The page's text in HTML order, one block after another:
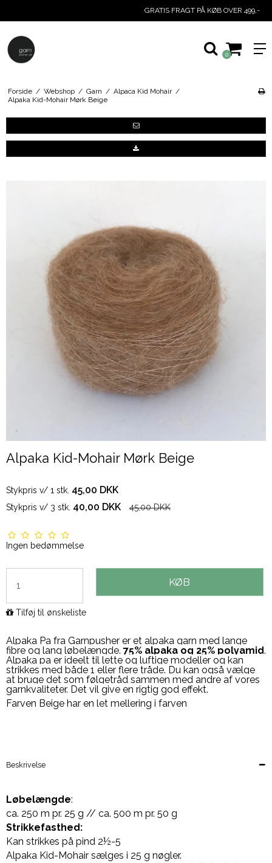
GRATIS FRAGT PÅ KØB OVER 499,-
0
Forside / Webshop / Garn / Alpaca Kid Mohair /
Alpaka Kid-Mohair Mørk Beige
Alpaka Kid-Mohair Mørk Beige
Stykpris v/ 1 stk. 45,00 DKK
Stykpris v/ 3 stk. 40,00 DKK 45,00 DKK
Ingen bedømmelse
KØB
Tilføj til ønskeliste
Alpaka Pa fra Garnpusher er et alpaka garn med lange
fibre og lang løbelængde. 75% alpaka og 25% polyamid.
Alpaka pa er ideelt til lette og luftige modeller og kan
strikkes med både 1 eller flere tråde. Du kan også vælge
at bruge det som følgetråd sammen med andre af vores
garnkvaliteter. Det vil give en rigtig god effekt.
Farven Beige har en let mellering i farven
Beskrivelse
Løbelængde:
ca. 250 m pr. 25 g // ca. 500 m pr. 50 g
Strikkefasthed:
Kan strikkes på pind 2½-5
Alpaka Kid-Mohair sælges i 25 g nøgler.